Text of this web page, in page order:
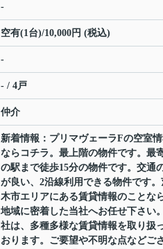
-
空有(1台)/10,000円 (税込)
-
- / 4戸
仲介
新着情報：プリマヴェーラFの空室
ならコチラ。最上階の物件です。最
の駅まで徒歩15分の物件です。交通
が良い、2沿線利用できる物件です。
木市エリアにある賃貸情報のことなら
地域に密着した当社へお任せ下さい
社は、多種多様な賃貸情報を取り扱
おります。ご要望や不明な点などご